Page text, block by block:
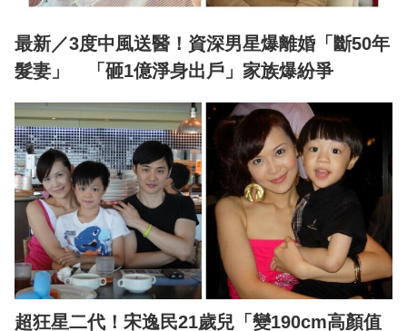
最新／3度中風送醫！資深男星爆離婚「斷50年
髮妻」 「砸1億淨身出戶」家族爆紛爭
超狂星二代！宋逸民21歲兒「變190cm高顏值